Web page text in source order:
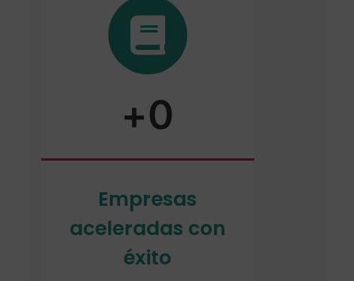
+0
Empresas
aceleradas con
éxito